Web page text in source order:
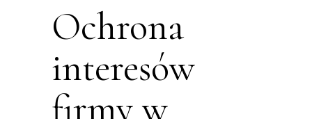
Ochrona
interesów
firmy w